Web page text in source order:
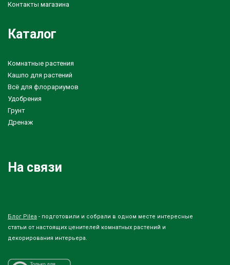
Контакты магазина
Каталог
Комнатные растения
Кашпо для растений
Всё для флорариумов
Удобрения
Грунт
Дренаж
На связи
Блог Pilea - подготовили и собрали в одном месте интересные
статьи от настоящих ценителей комнатных растений и
декорирования интерьера.